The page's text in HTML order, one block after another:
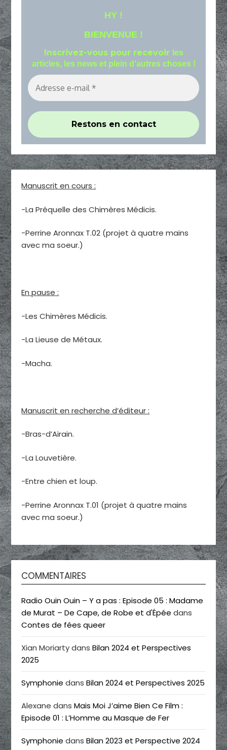
HY !
BIENVENUE !
Inscrivez-vous pour recevoir les
articles, les news et plein d'autres choses !
Manuscrit en cours :
-La Préquelle des Chimères Médicis.
-Perrine Aronnax T.02 (projet à quatre mains
avec ma soeur.)
En pause :
-Les Chimères Médicis.
-La Lieuse de Métaux.
-Macha.
Manuscrit en recherche d’éditeur :
-Bras-d’Airain.
-La Louvetière.
-Entre chien et loup.
-Perrine Aronnax T.01 (projet à quatre mains
avec ma soeur.)
COMMENTAIRES
Radio Ouin Ouin – Y a pas : Episode 05 : Madame
de Murat – De Cape, de Robe et d'Épée dans
Contes de fées queer
Xian MoriartydansBilan 2024 et Perspectives
2025
Symphonie dansBilan 2024 et Perspectives 2025
Alexane dansMais Moi J’aime Bien Ce Film :
Episode 01 : L’Homme au Masque de Fer
Symphonie dansBilan 2023 et Perspective 2024